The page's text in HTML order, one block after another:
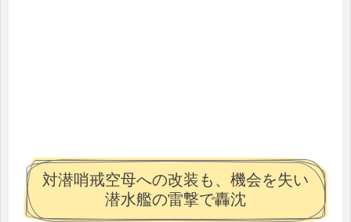
対潜哨戒空母への改装も、機会を失い
潜水艦の雷撃で轟沈